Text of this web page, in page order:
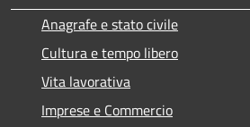
Anagrafe e stato civile
Cultura e tempo libero
Vita lavorativa
Imprese e Commercio